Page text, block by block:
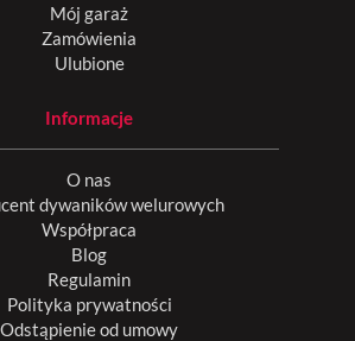
Mój garaż
Zamówienia
Ulubione
Informacje
O nas
dywaników welurowych
Współpraca
Blog
Regulamin
Polityka prywatności
Odstąpienie od umowy